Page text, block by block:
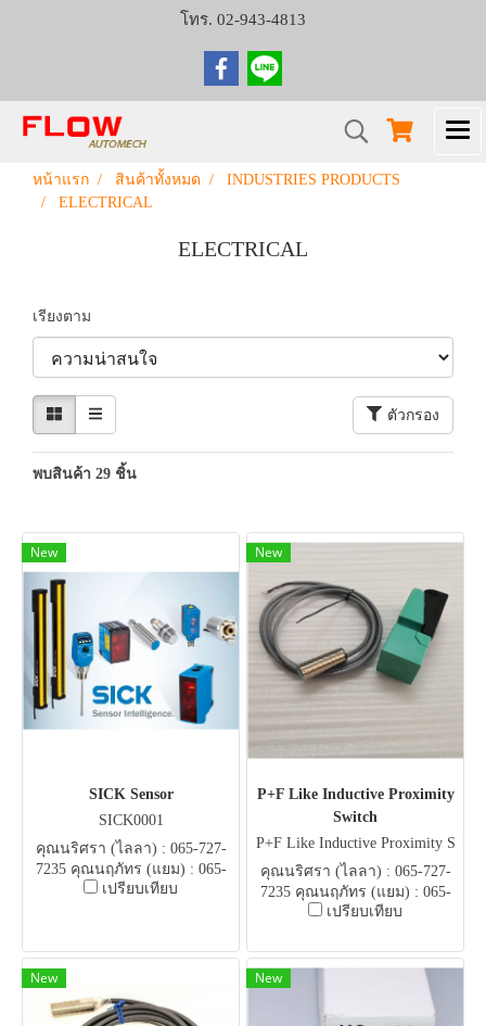
โทร. 02-943-4813
หน้าแรก สินค้าทั้งหมด
INDUSTRIES PRODUCTS
ELECTRICAL
ELECTRICAL
เรียงตาม
ตัวกรอง
พบสินค้า 29 ชิ้น
New
SICK Sensor
SICK0001
คุณนริศรา (ไลลา) : 065-727-
7235 คุณนฤภัทร (แยม) : 065-
051-5951 E-mail .
เปรียบเทียบ
New
P+F Like Inductive Proximity
Switch
P+F Like Inductive Proximity S
witch
คุณนริศรา (ไลลา) : 065-727-
7235 คุณนฤภัทร (แยม) : 065-
051-5951 E-mail .
เปรียบเทียบ
New New